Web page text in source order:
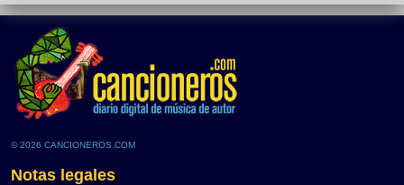
© 2026 CANCIONEROS.COM
Notas legales